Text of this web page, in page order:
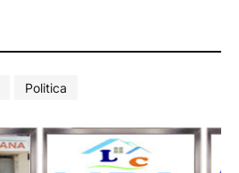
Politica